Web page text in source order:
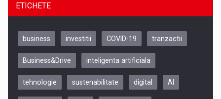
ETICHETE
business investitii COVID-19 tranzactii
Business&Drive inteligenta artificiala
tehnologie sustenabilitate digital AI